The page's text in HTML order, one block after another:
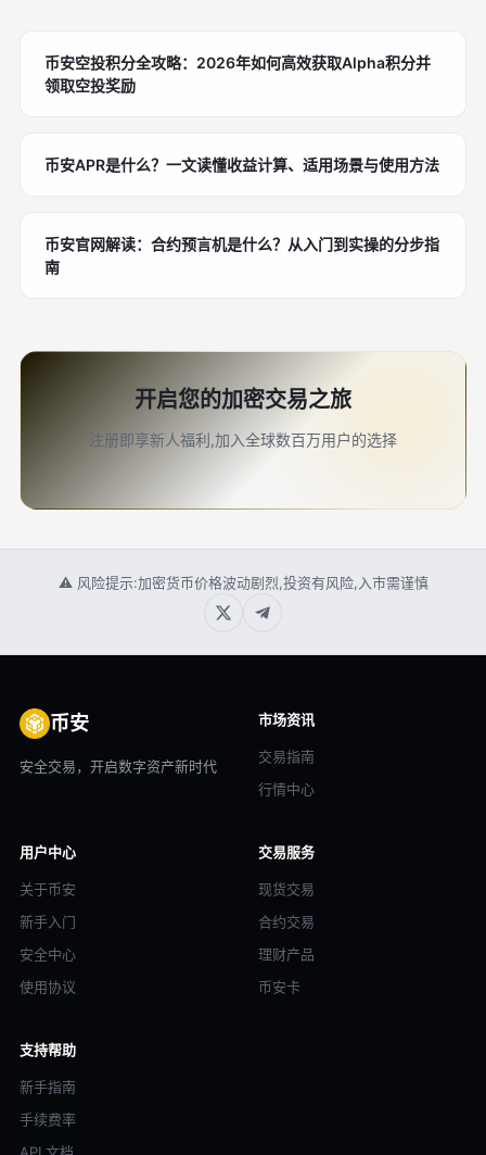
币安空投积分全攻略：2026年如何高效获取Alpha积分并
领取空投奖励
币安APR是什么？一文读懂收益计算、适用场景与使用方法
币安官网解读：合约预言机是什么？从入门到实操的分步指
南
开启您的加密交易之旅
注册即享新人福利,加入全球数百万用户的选择
⚠ 风险提示:加密货币价格波动剧烈,投资有风险,入市需谨慎
币安
安全交易，开启数字资产新时代
市场资讯
交易指南
行情中心
用户中心
关于币安
新手入门
安全中心
使用协议
交易服务
现货交易
合约交易
理财产品
币安卡
支持帮助
新手指南
手续费率